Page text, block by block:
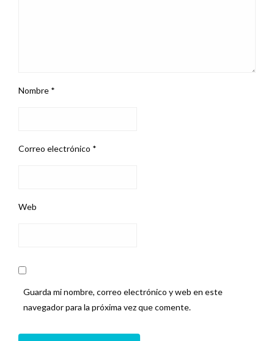
Nombre *
Correo electrónico *
Web
Guarda mi nombre, correo electrónico y web en este
navegador para la próxima vez que comente.